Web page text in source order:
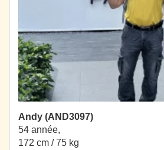
Andy (AND3097)
54 année,
172 cm / 75 kg